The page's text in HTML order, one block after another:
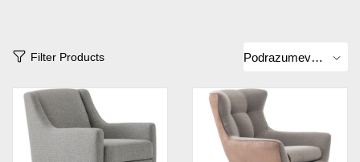
Filter Products